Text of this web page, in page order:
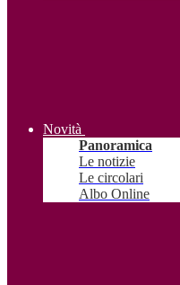
Novità
Panoramica
Le notizie
Le circolari
Albo Online